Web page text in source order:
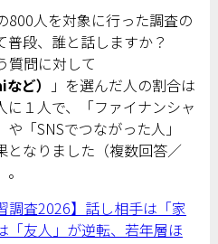
800人を対象に行った調査の
段、誰と話しますか？
質問に対して
ど）
」を選んだ人の割合は
１人で、「ファイナンシャ
「SNSでつながった人」
となりました（複数回答／
調査2026】話し相手は「家
「友人」が逆転、若年層ほ